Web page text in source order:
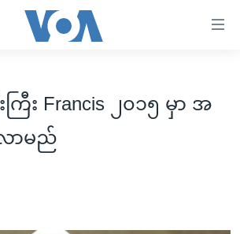
ခု အလွန်
ြီး Francis ၂၀၁၅ မှာ အ
ာမည်